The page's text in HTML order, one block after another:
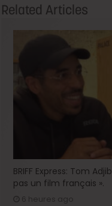
Related Articles
BRIFF Express: Tom
pas un film français ».
6 heures ago